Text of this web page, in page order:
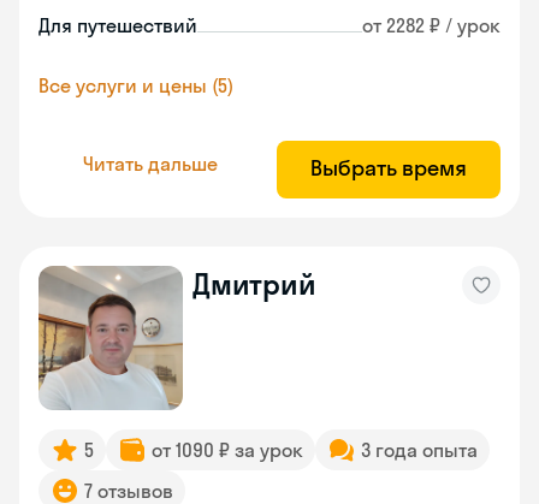
Для путешествий от 2282 ₽ / урок
Все услуги и цены (5)
Читать дальше Выбрать время
Дмитрий
5 от 1090 ₽ за урок
3 года опыта
7 отзывов